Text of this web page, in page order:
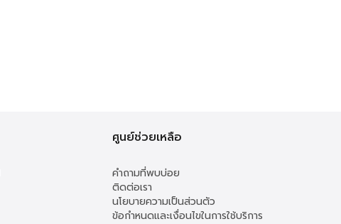
ศูนย์ช่วยเหลือ
คำถามที่พบบ่อย
ติดต่อเรา
นโยบายความเป็นส่วนตัว
ข้อกำหนดและเงื่อนไขในการใช้บริการ